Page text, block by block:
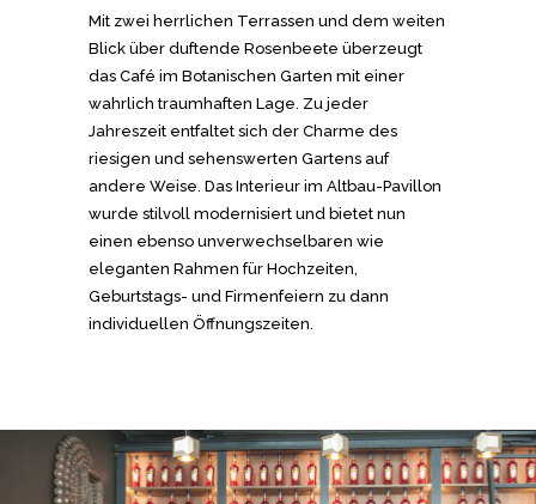
Mit zwei herrlichen Terrassen und dem weiten
Blick über duftende Rosenbeete überzeugt
das Café im Botanischen Garten mit einer
wahrlich traumhaften Lage. Zu jeder
Jahreszeit entfaltet sich der Charme des
riesigen und sehenswerten Gartens auf
andere Weise. Das Interieur im Altbau-Pavillon
wurde stilvoll modernisiert und bietet nun
einen ebenso unverwechselbaren wie
eleganten Rahmen für Hochzeiten,
Geburtstags- und Firmenfeiern zu dann
individuellen Öffnungszeiten.